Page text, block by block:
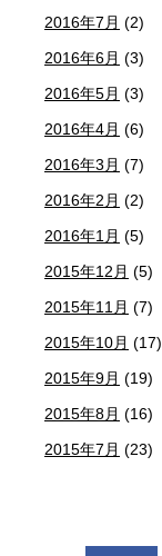
2016年7月 (2)
2016年6月 (3)
2016年5月 (3)
2016年4月 (6)
2016年3月 (7)
2016年2月 (2)
2016年1月 (5)
2015年12月 (5)
2015年11月 (7)
2015年10月 (17)
2015年9月 (19)
2015年8月 (16)
2015年7月 (23)